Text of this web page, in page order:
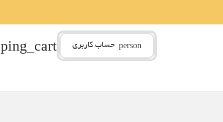
person حساب کاربری